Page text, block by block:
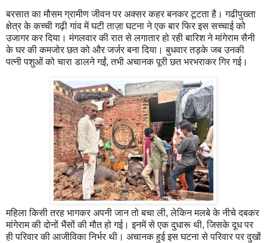
बरसात का मौसम ग्रामीण जीवन पर अक्सर कहर बनकर टूटता है। गढीपुख्ता
क्षेत्र के कच्ची गढ़ी गांव में घटी ताज़ा घटना ने एक बार फिर इस सच्चाई को
उजागर कर दिया। मंगलवार की रात से लगातार हो रही बारिश ने मांगेराम सैनी
के घर की कमजोर छत को और जर्जर बना दिया। बुधवार तड़के जब उनकी
पत्नी पशुओं को चारा डालने गईं, तभी अचानक पूरी छत भरभराकर गिर गई।
महिला किसी तरह भागकर अपनी जान तो बचा ली, लेकिन मलबे के नीचे दबकर
मांगेराम की दोनों भैंसों की मौत हो गई। इनमें से एक दुधारू थी, जिसके दूध पर
ही परिवार की आजीविका निर्भर थी। अचानक हुई इस घटना से परिवार पर दुखों